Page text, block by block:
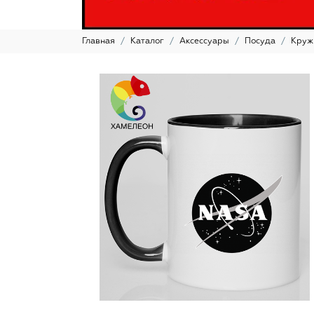
Главная Каталог Аксессуары Посуда